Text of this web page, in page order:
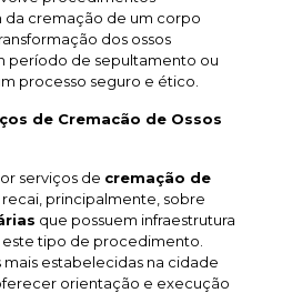
cremação de um corpo
dos ossos
período de sepultamento ou
processo seguro e ético.
de Cremacão de Ossos
serviços de cremação de
recai, principalmente, sobre
que possuem infraestrutura
tipo de procedimento.
estabelecidas na cidade
orientação e execução